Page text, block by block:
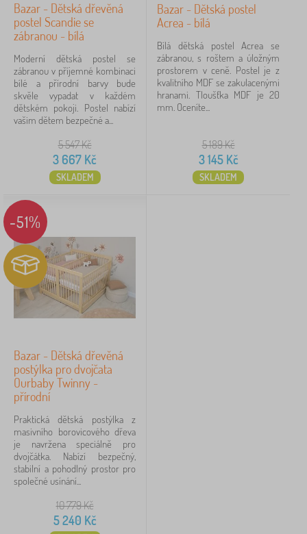
Bazar - Dětská dřevěná
postel Scandie se
zábranou - bílá
Moderní dětská postel se
zábranou v příjemné kombinaci
bílé a přírodní barvy bude
skvěle vypadat v každém
dětském pokoji. Postel nabízí
vašim dětem bezpečné a...
5 547Kč
3 667 Kč
SKLADEM
Bazar - Dětská postel
Acrea - bílá
Bílá dětská postel Acrea se
zábranou, s roštem a úložným
prostorem v ceně. Postel je z
kvalitního MDF se zakulacenými
hranami. Tloušťka MDF je 20
mm. Oceníte...
5 189Kč
3 145Kč
SKLADEM
-51%
Bazar - Dětská dřevěná
postýlka pro dvojčata
Ourbaby Twinny -
přírodní
Praktická dětská postýlka z
masivního borovicového dřeva
je navržena speciálně pro
dvojčátka. Nabízí bezpečný,
stabilní a pohodlný prostor pro
společné usínání...
10 779Kč
5 240 Kč